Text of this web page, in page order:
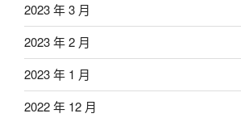
2023 年 3 月
2023 年 2 月
2023 年 1 月
2022 年 12 月